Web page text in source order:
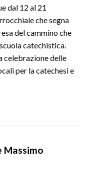
dal 12 al 21
che segna
del cammino che
catechistica.
celebrazione delle
per la catechesi e